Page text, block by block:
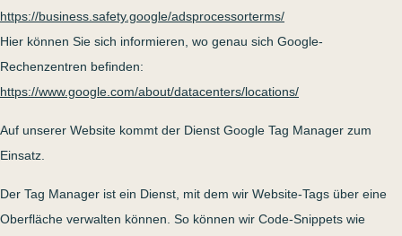
https://business.safety.google/adsprocessorterms/
Hier können Sie sich informieren, wo genau sich Google-
Rechenzentren befinden:
https://www.google.com/about/datacenters/locations/
Auf unserer Website kommt der Dienst Google Tag Manager zum
Einsatz.
Der Tag Manager ist ein Dienst, mit dem wir Website-Tags über eine
Oberfläche verwalten können. So können wir Code-Snippets wie